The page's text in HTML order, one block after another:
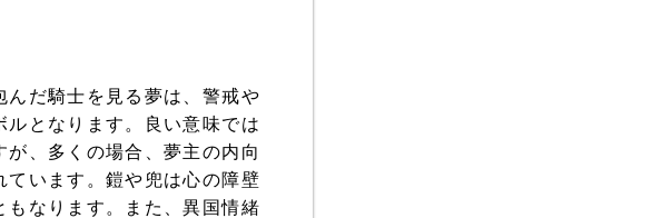
んだ騎士を見る夢は、警戒や
となります。良い意味では
、多くの場合、夢主の内向
ています。鎧や兜は心の障壁
もなります。また、異国情緒